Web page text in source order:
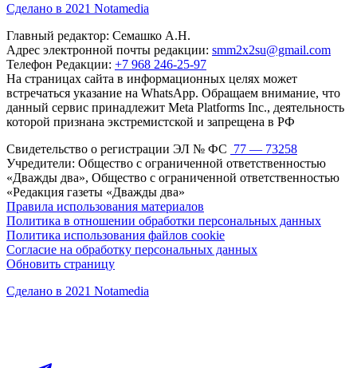
Сделано в 2021 Notamedia
Главный редактор: Семашко А.Н.
Адрес электронной почты редакции: smm2x2su@gmail.com
Телефон Редакции: +7 968 246-25-97
На страницах сайта в информационных целях может
встречаться указание на WhatsApp. Обращаем внимание, что
данный сервис принадлежит Meta Platforms Inc., деятельность
которой признана экстремистской и запрещена в РФ
Свидетельство о регистрации ЭЛ № ФС 77 — 73258
Учредители: Общество с ограниченной ответственностью
«Дважды два», Общество с ограниченной ответственностью
«Редакция газеты «Дважды два»
Правила использования материалов
Политика в отношении обработки персональных данных
Политика использования файлов cookie
Согласие на обработку персональных данных
Обновить страницу
Сделано в 2021 Notamedia